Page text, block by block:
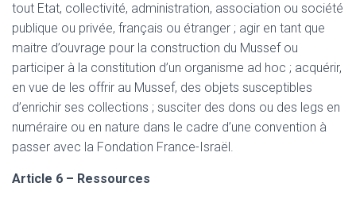
tout Etat, collectivité, administration, association ou société
publique ou privée, français ou étranger ; agir en tant que
maitre d’ouvrage pour la construction du Mussef ou
participer à la constitution d’un organisme ad hoc ; acquérir,
en vue de les offrir au Mussef, des objets susceptibles
d’enrichir ses collections ; susciter des dons ou des legs en
numéraire ou en nature dans le cadre d’une convention à
passer avec la Fondation France-Israël.
Article 6 – Ressources